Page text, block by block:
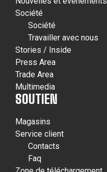
Société
Société
Travailler avec nous
Stories / Inside
Press Area
Trade Area
Multimedia
SOUTIEN
Magasins
Service client
Contacts
Faq